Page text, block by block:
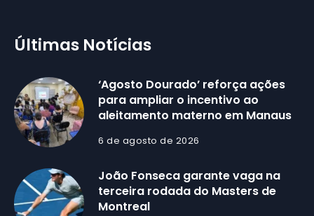
Últimas Notícias
‘Agosto Dourado’ reforça ações
para ampliar o incentivo ao
aleitamento materno em Manaus
6 de agosto de 2026
João Fonseca garante vaga na
terceira rodada do Masters de
Montreal